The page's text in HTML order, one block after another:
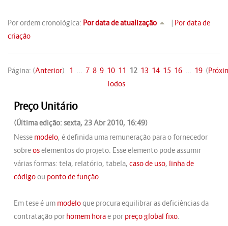
Por ordem cronológica: Por data de atualização | Por data de
criação
Página: (Anterior) 1 ... 7 8 9 10 11 12 13 14 15 16 ... 19 (
Todos
Preço Unitário
(Última edição: sexta, 23 Abr 2010, 16:49)
Nesse modelo, é definida uma remuneração para o fornecedor
sobreoselementos do projeto. Esse elemento pode assumir
várias formas: tela, relatório, tabela, caso de uso, linha de
códigoou ponto de função.
Em tese é um modeloque procura equilibrar as deficiências da
contratação por homem horae por preço global fixo.